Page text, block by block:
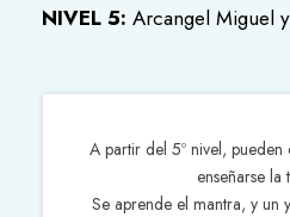
NIVEL 5: Arcangel Miguel
A partir del 5º nivel, pueden
enseñarse la
Se aprende el mantra, y un